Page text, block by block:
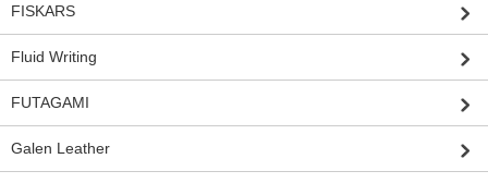
FISKARS
Fluid Writing
FUTAGAMI
Galen Leather